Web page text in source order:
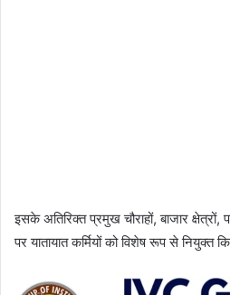
इसके अतिरिक्त प्रमुख चौराहों, बाजार क्षेत्रों,
पर यातायात कर्मियों को विशेष रूप से नियुक्त